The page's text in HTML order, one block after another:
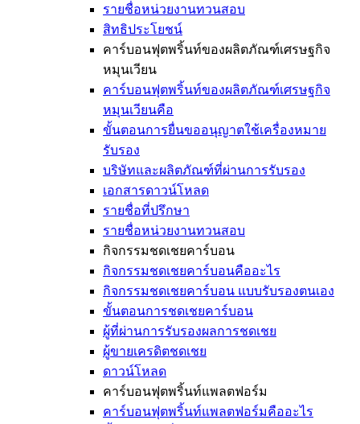
รายชื่อหน่วยงานทวนสอบ
สิทธิประโยชน์
คาร์บอนฟุตพริ้นท์ของผลิตภัณฑ์เศรษฐกิจ
หมุนเวียน
คาร์บอนฟุตพริ้นท์ของผลิตภัณฑ์เศรษฐกิจ
หมุนเวียนคือ
ขั้นตอนการยื่นขออนุญาตใช้เครื่องหมาย
รับรอง
บริษัทและผลิตภัณฑ์ที่ผ่านการรับรอง
เอกสารดาวน์โหลด
รายชื่อที่ปรึกษา
รายชื่อหน่วยงานทวนสอบ
กิจกรรมชดเชยคาร์บอน
กิจกรรมชดเชยคาร์บอนคืออะไร
กิจกรรมชดเชยคาร์บอน แบบรับรองตนเอง
ขั้นตอนการชดเชยคาร์บอน
ผู้ที่ผ่านการรับรองผลการชดเชย
ผู้ขายเครดิตชดเชย
ดาวน์โหลด
คาร์บอนฟุตพริ้นท์แพลตฟอร์ม
คาร์บอนฟุตพริ้นท์แพลตฟอร์มคืออะไร